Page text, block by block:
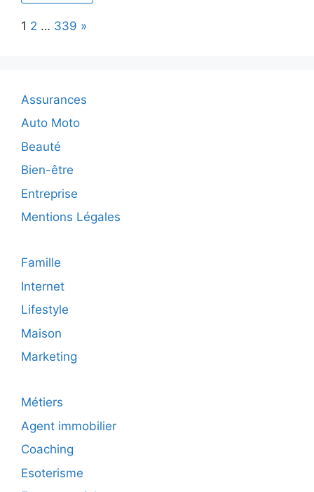
Page:
1 2 … 339 Next
»
Assurances
Auto Moto
Beauté
Bien-être
Entreprise
Mentions Légales
Famille
Internet
Lifestyle
Maison
Marketing
Métiers
Agent immobilier
Coaching
Esoterisme